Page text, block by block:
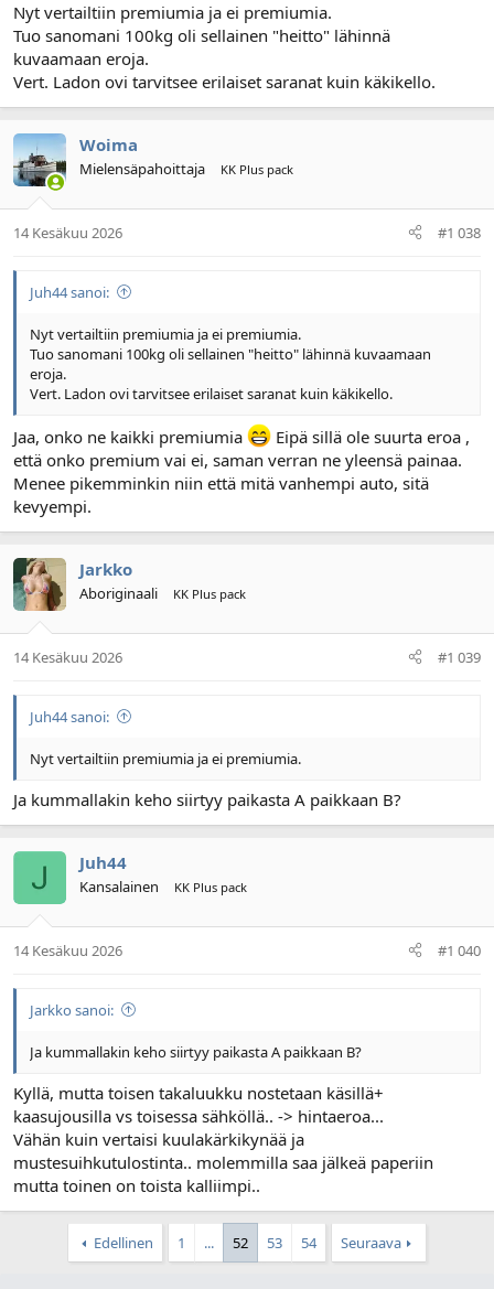
Nyt vertailtiin premiumia ja ei premiumia.
Tuo sanomani 100kg oli sellainen "heitto" lähinnä
kuvaamaan eroja.
Vert. Ladon ovi tarvitsee erilaiset saranat kuin käkikello.
Woima
Mielensäpahoittaja KK Plus pack
14 Kesäkuu 2026 #1 038
Juh44 sanoi:
Nyt vertailtiin premiumia ja ei premiumia.
Tuo sanomani 100kg oli sellainen "heitto" lähinnä kuvaamaan
eroja.
Vert. Ladon ovi tarvitsee erilaiset saranat kuin käkikello.
Jaa, onko ne kaikki premiumia
Eipä sillä ole suurta eroa ,
että onko premium vai ei, saman verran ne yleensä painaa.
Menee pikemminkin niin että mitä vanhempi auto, sitä
kevyempi.
Jarkko
Aboriginaali KK Plus pack
14 Kesäkuu 2026 #1 039
Juh44 sanoi:
Nyt vertailtiin premiumia ja ei premiumia.
Ja kummallakin keho siirtyy paikasta A paikkaan B?
Juh44
Kansalainen KK Plus pack
14 Kesäkuu 2026 #1 040
Jarkko sanoi:
Ja kummallakin keho siirtyy paikasta A paikkaan B?
Kyllä, mutta toisen takaluukku nostetaan käsillä+
kaasujousilla vs toisessa sähköllä.. -> hintaeroa...
Vähän kuin vertaisi kuulakärkikynää ja
mustesuihkutulostinta.. molemmilla saa jälkeä paperiin
mutta toinen on toista kalliimpi..
Edellinen 1 ... 52 53 54 Seuraava